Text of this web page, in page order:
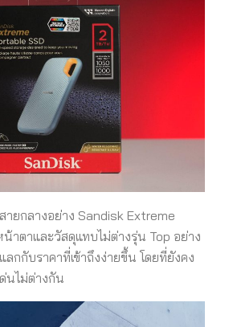
ยกลางอย่าง Sandisk Extreme
าตาและวัสดุแทบไม่ต่างรุ่น Top อย่าง
กกับราคาที่เข้าถึงง่ายขึ้น โดยที่ยังคง
นไม่ต่างกัน